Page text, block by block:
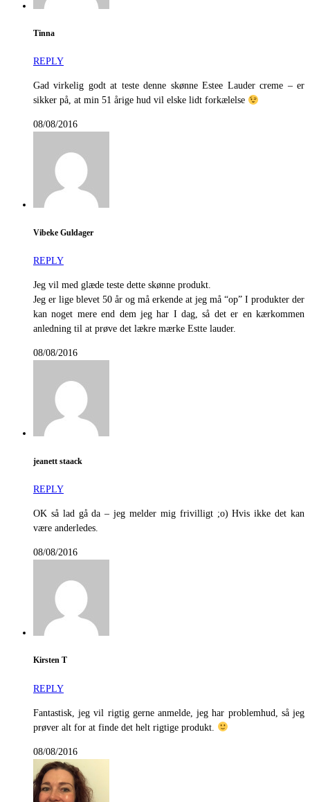
Tinna
REPLY
Gad virkelig godt at teste denne skønne Estee Lauder creme – er
sikker på, at min 51 årige hud vil elske lidt forkælelse
08/08/2016
Vibeke Guldager
REPLY
Jeg vil med glæde teste dette skønne produkt.
Jeg er lige blevet 50 år og må erkende at jeg må “op” I produkter der
kan noget mere end dem jeg har I dag, så det er en kærkommen
anledning til at prøve det lækre mærke Estte lauder.
08/08/2016
jeanett staack
REPLY
OK så lad gå da – jeg melder mig frivilligt ;o) Hvis ikke det kan
være anderledes.
08/08/2016
Kirsten T
REPLY
Fantastisk, jeg vil rigtig gerne anmelde, jeg har problemhud, så jeg
prøver alt for at finde det helt rigtige produkt.
08/08/2016